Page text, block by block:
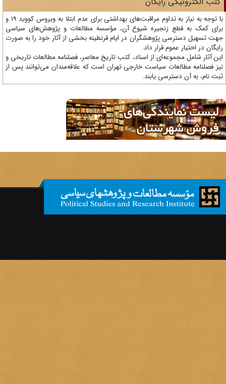
با توجه به نیاز به تداوم مراقبت‌های بهداشتی برای عدم ابتلا به ویروس کووید 19 و
کمک به قطع زنجیره شیوع آن، مؤسسه مطالعات و پژوهش‌های سیاسی
تسهیل دسترسی پژوهشگران در ایام قرنطینه بخشی از آثار خود را به صورت
در اختیار عموم قرار داد.
آثار شامل مجموعه‌ای از اسناد، کتب تاریخ معاصر، فصلنامه‌ مطالعات تاریخی و
فصلنامه مطالعات سیاست خارجی تهران است که علاقه‌مندان می‌توانند پس از
نام، به آن دسترسی یابند.